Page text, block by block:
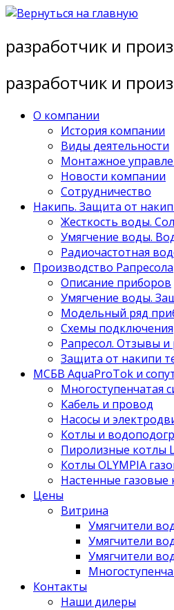
Перейти
содержимому
разработчик и
разработчик и
О компании
История компании
Виды деятельности
Монтажное
Новости компании
Сотрудничество
Накипь. Защита от
Жесткость воды.
Умягчение воды.
Радиочастотная
Производство Рапресола
Описание приборов
Умягчение воды.
Модельный ряд
Схемы подключения
Рапресол. Отзывы
Защита от накипи
МСБВ AquaProTok и
Многоступенчатая
Кабель и провод
Насосы и
Котлы и
Пиролизные котлы
Котлы OLYMPIA
Настенные газовые
Цены
Витрина
Умягчители
Умягчители
Умягчители
Контакты
Наши дилеры